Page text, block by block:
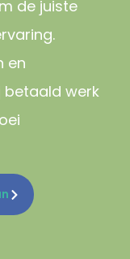
de juiste
en
betaald werk